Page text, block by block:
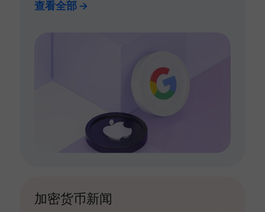
查看全部
加密货币新闻